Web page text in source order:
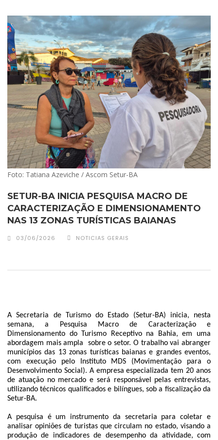
Foto: Tatiana Azeviche / Ascom Setur-BA
SETUR-BA INICIA PESQUISA MACRO DE
CARACTERIZAÇÃO E DIMENSIONAMENTO
NAS 13 ZONAS TURÍSTICAS BAIANAS
03/06/2026 NOTICIAS GERAIS
A Secretaria de Turismo do Estado (Setur-BA) inicia, nesta
semana, a Pesquisa Macro de Caracterização e
Dimensionamento do Turismo Receptivo na Bahia, em uma
abordagem mais ampla sobre o setor. O trabalho vai abranger
municípios das 13 zonas turísticas baianas e grandes eventos,
com execução pelo Instituto MDS (Movimentação para o
Desenvolvimento Social). A empresa especializada tem 20 anos
de atuação no mercado e será responsável pelas entrevistas,
utilizando técnicos qualificados e bilíngues, sob a fiscalização da
Setur-BA.
A pesquisa é um instrumento da secretaria para coletar e
analisar opiniões de turistas que circulam no estado, visando a
produção de indicadores de desempenho da atividade, com